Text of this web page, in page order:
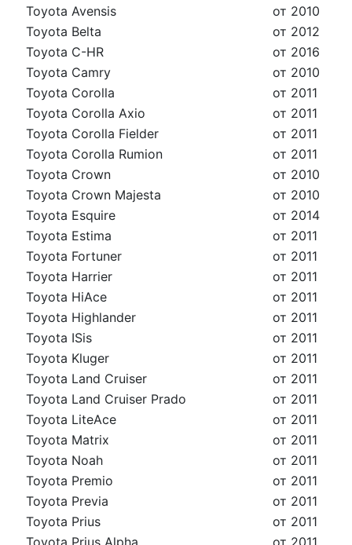
Toyota Avensis
от 2010
Toyota Belta
от 2012
Toyota C-HR
от 2016
Toyota Camry
от 2010
Toyota Corolla
от 2011
Toyota Corolla Axio
от 2011
Toyota Corolla Fielder
от 2011
Toyota Corolla Rumion
от 2011
Toyota Crown
от 2010
Toyota Crown Majesta
от 2010
Toyota Esquire
от 2014
Toyota Estima
от 2011
Toyota Fortuner
от 2011
Toyota Harrier
от 2011
Toyota HiAce
от 2011
Toyota Highlander
от 2011
Toyota ISis
от 2011
Toyota Kluger
от 2011
Toyota Land Cruiser
от 2011
Toyota Land Cruiser Prado
от 2011
Toyota LiteAce
от 2011
Toyota Matrix
от 2011
Toyota Noah
от 2011
Toyota Premio
от 2011
Toyota Previa
от 2011
Toyota Prius
от 2011